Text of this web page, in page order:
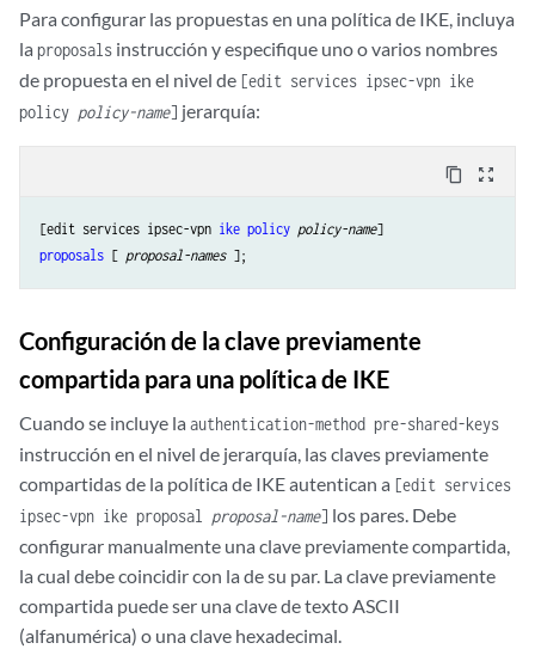
Para configurar las propuestas en una política de IKE, incluya
la proposals instrucción y especifique uno o varios nombres
de propuesta en el nivel de [edit services ipsec-vpn ike
policy policy-name] jerarquía:
content_copy zoom_out_map
[edit services ipsec-vpn ike policy policy-name
proposals [ proposal-names
Configuración de la clave previamente
compartida para una política de IKE
Cuando se incluye la authentication-method pre-shared-keys
instrucción en el nivel de jerarquía, las claves previamente
compartidas de la política de IKE autentican a [edit services
ipsec-vpn ike proposal proposal-name] los pares. Debe
configurar manualmente una clave previamente compartida,
la cual debe coincidir con la de su par. La clave previamente
compartida puede ser una clave de texto ASCII
(alfanumérica) o una clave hexadecimal.